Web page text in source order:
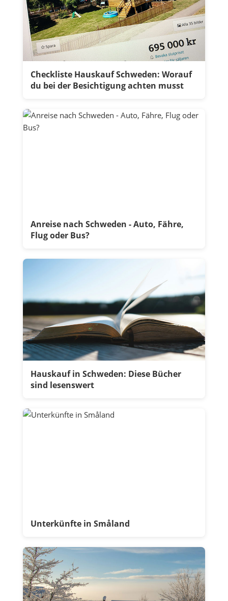
Checkliste Hauskauf Schweden: Worauf
du bei der Besichtigung achten musst
Anreise nach Schweden - Auto, Fähre,
Flug oder Bus?
Hauskauf in Schweden: Diese Bücher
sind lesenswert
Unterkünfte in Småland